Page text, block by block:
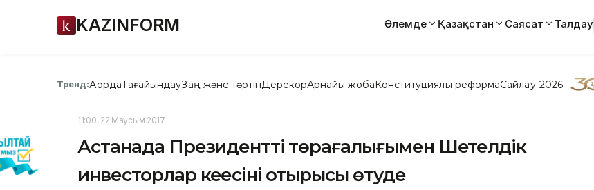
KAZINFORM Әлемде Қазақстан Саясат Талдау
Тренд:АқордаТағайындауЗаң және тәртіпДерекқорАрнайы жобаКонституциялық реформаСайлау-2026
11:00, 22 Маусым 2017
Астанада Президенттің төрағалығымен Шетелдік
инвесторлар кеңесінің отырысы өтуде